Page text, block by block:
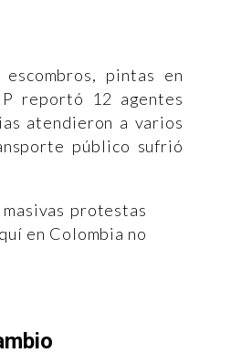
pintas en
reportó 12 agentes
atendieron a varios
público sufrió
protestas
en Colombia no